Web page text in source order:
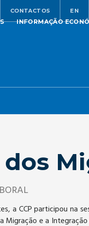
CONTACTOS EN
INFORMAÇÃO
a CCP participou na
Migração e a